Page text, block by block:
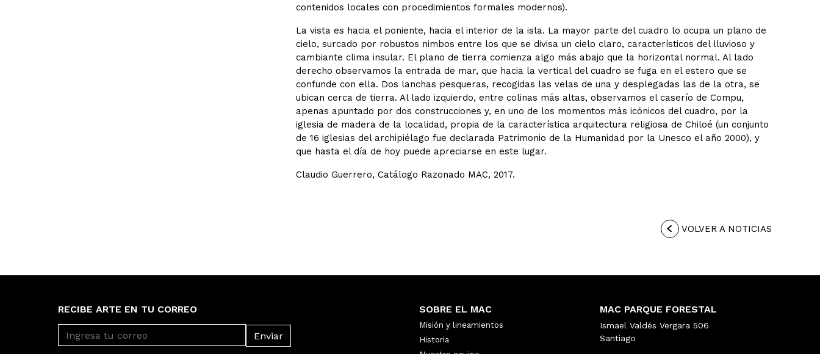
contenidos locales con procedimientos formales modernos).
La vista es hacia el poniente, hacia el interior de la isla. La mayor parte del cuadro lo ocupa un plano de
cielo, surcado por robustos nimbos entre los que se divisa un cielo claro, característicos del lluvioso y
cambiante clima insular. El plano de tierra comienza algo más abajo que la horizontal normal. Al lado
derecho observamos la entrada de mar, que hacia la vertical del cuadro se fuga en el estero que se
confunde con ella. Dos lanchas pesqueras, recogidas las velas de una y desplegadas las de la otra, se
ubican cerca de tierra. Al lado izquierdo, entre colinas más altas, observamos el caserío de Compu,
apenas apuntado por dos construcciones y, en uno de los momentos más icónicos del cuadro, por la
iglesia de madera de la localidad, propia de la característica arquitectura religiosa de Chiloé (un conjunto
de 16 iglesias del archipiélago fue declarada Patrimonio de la Humanidad por la Unesco el año 2000), y
que hasta el día de hoy puede apreciarse en este lugar.
Claudio Guerrero, Catálogo Razonado MAC, 2017.
VOLVER A NOTICIAS
RECIBE ARTE EN TU CORREO SOBRE EL MAC
Misión y lineamientos
Historia
MAC PARQUE FORESTAL
Ismael Valdés Vergara 506
Santiago